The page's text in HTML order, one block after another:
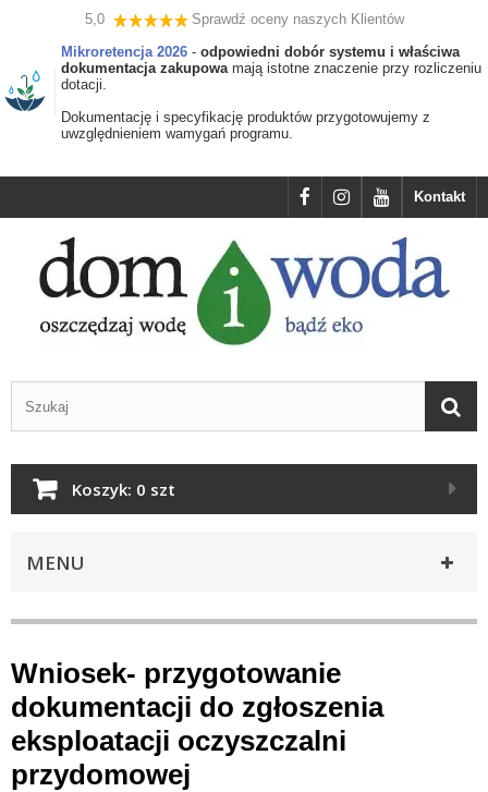
5,0
Sprawdź oceny naszych Klientów
Mikroretencja 2026 - odpowiedni dobór systemu i właściwa
dokumentacja zakupowamają istotne znaczenie przy rozliczeniu
dotacji.
Dokumentację i specyfikację produktów przygotowujemy z
uwzględnieniem wamygań programu.
Kontakt
Koszyk: 0 szt
MENU
Wniosek- przygotowanie
dokumentacji do zgłoszenia
eksploatacji oczyszczalni
przydomowej